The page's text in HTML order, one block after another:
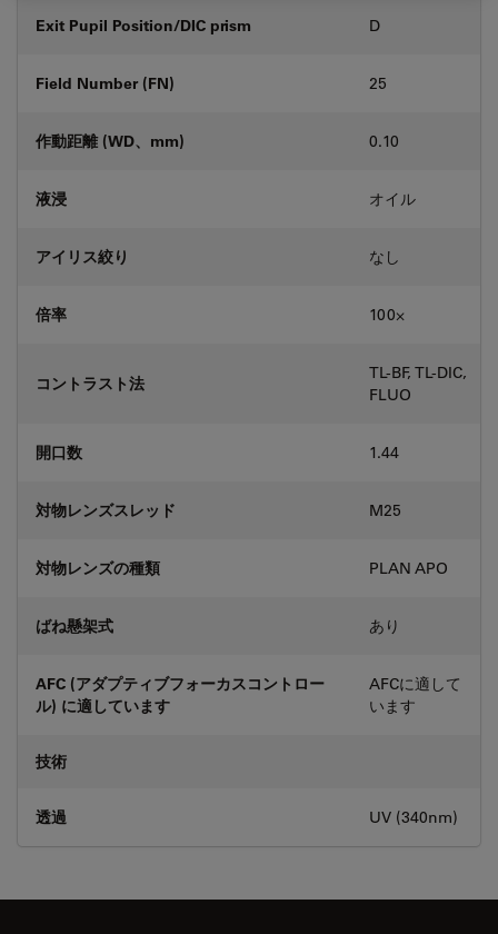
Exit Pupil Position/DIC prism D
Field Number (FN) 25
作動距離 (WD、mm) 0.10
液浸 オイル
アイリス絞り なし
倍率 100⨉
コントラスト法
TL-BF, TL-DIC,
FLUO
開口数 1.44
対物レンズスレッド M25
対物レンズの種類 PLAN APO
ばね懸架式 あり
AFC (アダプティブフォーカスコントロー
ル) に適しています
AFCに適して
います
技術
透過 UV (340nm)